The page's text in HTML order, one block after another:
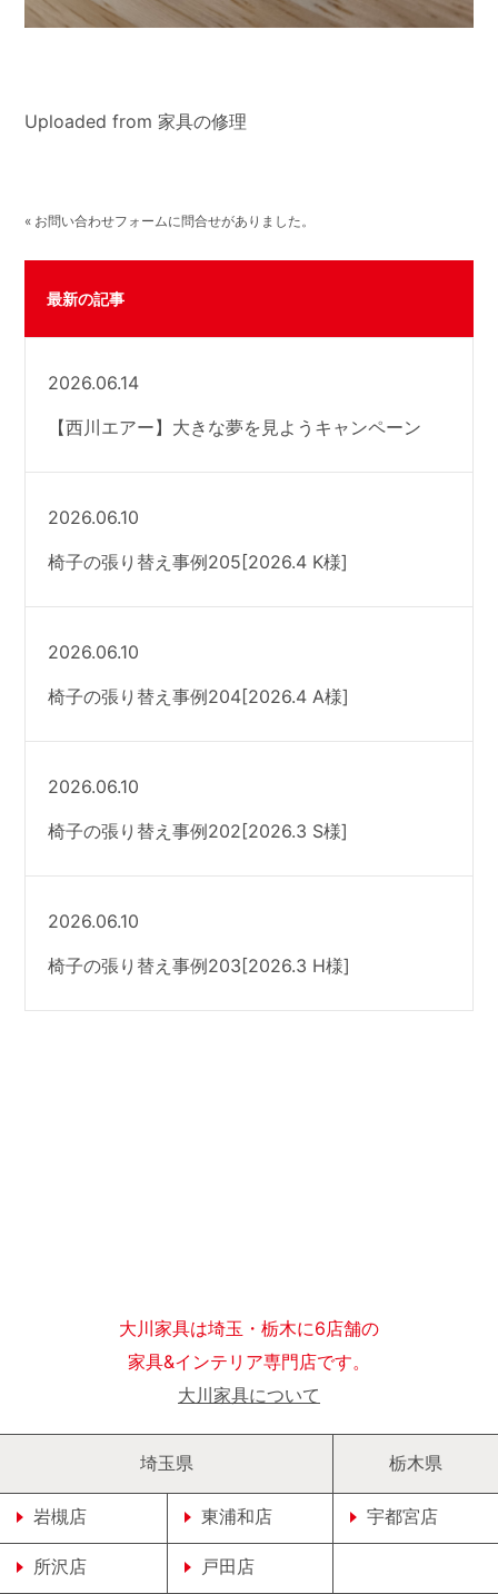
Uploaded from 家具の修理
« お問い合わせフォームに問合せがありました。
最新の記事
2026.06.14
【西川エアー】大きな夢を見ようキャンペーン
2026.06.10
椅子の張り替え事例205[2026.4 K様]
2026.06.10
椅子の張り替え事例204[2026.4 A様]
2026.06.10
椅子の張り替え事例202[2026.3 S様]
2026.06.10
椅子の張り替え事例203[2026.3 H様]
大川家具は埼玉・栃木に6店舗の
家具&インテリア専門店です。
大川家具について
埼玉県
岩槻店 東浦和店
所沢店 戸田店
栃木県
宇都宮店